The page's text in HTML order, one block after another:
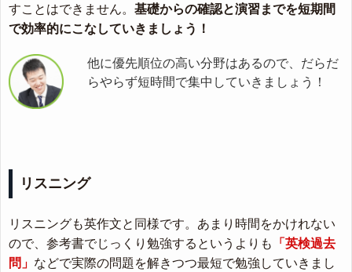
すことはできません。 基礎からの確認と演習までを短期間
で効率的にこなしていきましょう！
他に優先順位の高い分野はあるので、だらだ
らやらず短時間で集中していきましょう！
リスニング
リスニングも英作文と同様です。あまり時間をかけれない
ので、参考書でじっくり勉強するというよりも
「英検過去
問」 などで実際の問題を解きつつ最短で勉強していきまし